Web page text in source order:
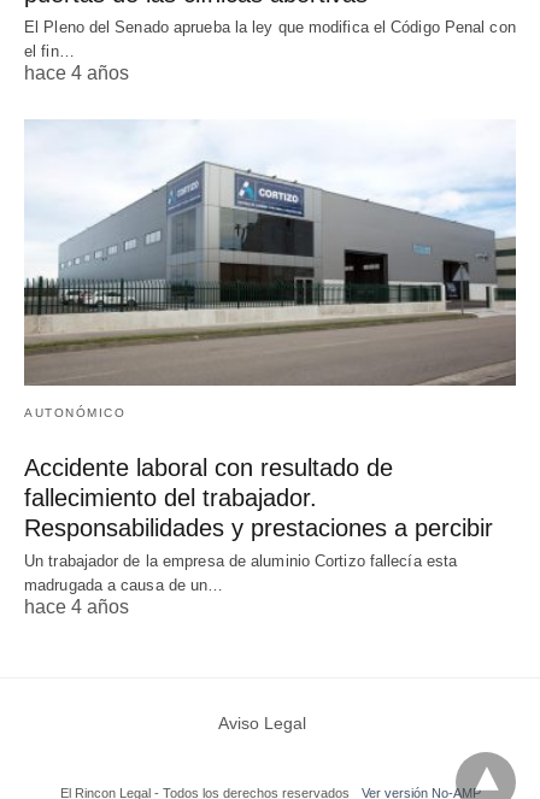
El Pleno del Senado aprueba la ley que modifica el Código Penal con
el fin…
hace 4 años
AUTONÓMICO
Accidente laboral con resultado de
fallecimiento del trabajador.
Responsabilidades y prestaciones a percibir
Un trabajador de la empresa de aluminio Cortizo fallecía esta
madrugada a causa de un…
hace 4 años
Aviso Legal
El Rincon Legal - Todos los derechos reservados Ver versión No-AMP